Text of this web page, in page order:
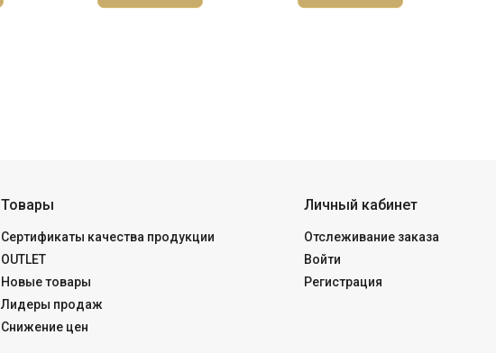
Товары
Сертификаты качества продукции
OUTLET
Новые товары
Лидеры продаж
Снижение цен
Личный кабинет
Отслеживание заказа
Войти
Регистрация